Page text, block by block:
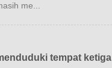
me...
tempat ketiga